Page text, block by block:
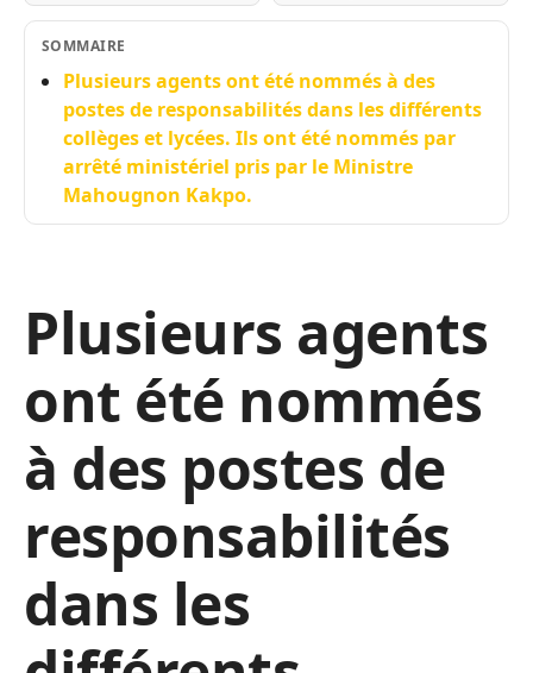
SOMMAIRE
Plusieurs agents ont été nommés à des
postes de responsabilités dans les différents
collèges et lycées. Ils ont été nommés par
arrêté ministériel pris par le Ministre
Mahougnon Kakpo.
Plusieurs agents
ont été nommés
à des postes de
responsabilités
dans les